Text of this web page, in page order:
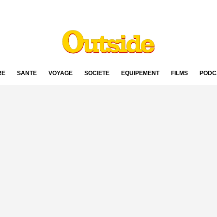
SANTÉ VOYAGE SOCIÉTÉ ÉQUIPEMENT FILMS